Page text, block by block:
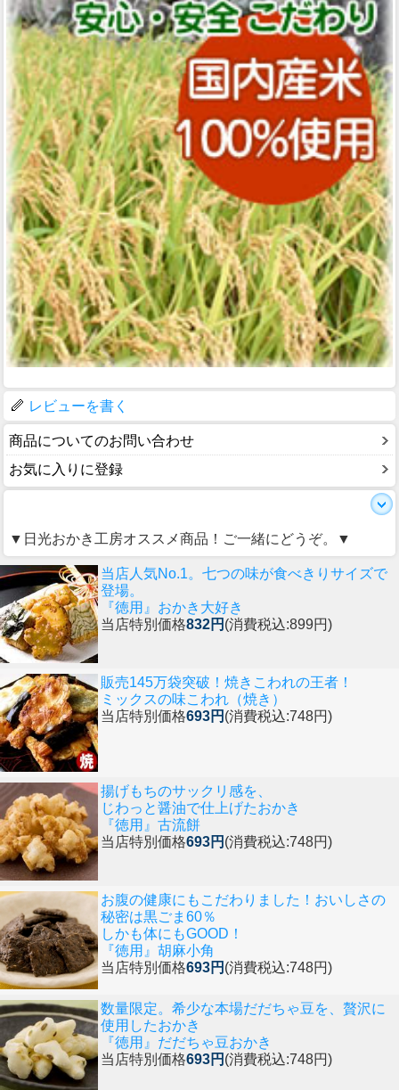
レビューを書く
商品についてのお問い合わせ
お気に入りに登録
▼日光おかき工房オススメ商品！ご一緒にどうぞ。▼
当店人気No.1。七つの味が食べきりサイズで
登場。
『徳用』おかき大好き
当店特別価格832円 (消費税込:899円)
販売145万袋突破！焼きこわれの王者！
ミックスの味こわれ（焼き）
当店特別価格693円 (消費税込:748円)
揚げもちのサックリ感を、
じわっと醤油で仕上げたおかき
『徳用』古流餅
当店特別価格693円 (消費税込:748円)
お腹の健康にもこだわりました！おいしさの
秘密は黒ごま60％
しかも体にもGOOD！
『徳用』胡麻小角
当店特別価格693円 (消費税込:748円)
数量限定。希少な本場だだちゃ豆を、贅沢に
使用したおかき
『徳用』だだちゃ豆おかき
当店特別価格693円 (消費税込:748円)